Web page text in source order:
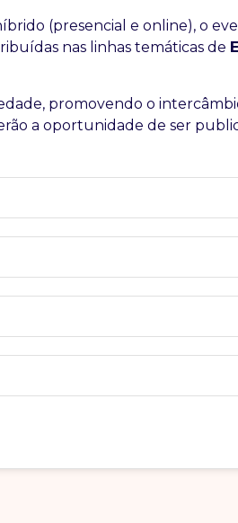
(presencial e online), o
nas linhas temáticas de
promovendo o
a oportunidade de ser